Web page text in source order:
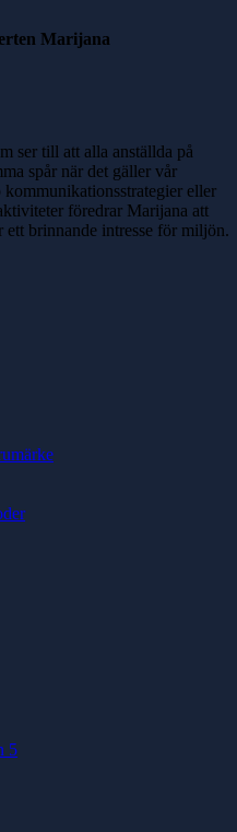
5
Marijana
ser till att alla anställda på
spår när det gäller vår
eller
föredrar Marijana att
brinnande intresse för miljön.